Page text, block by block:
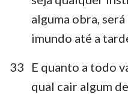
8
9 10
15
16 17
22
23 24
alguma obra,
imundo até a
33
E quanto a todo
qual cair algum